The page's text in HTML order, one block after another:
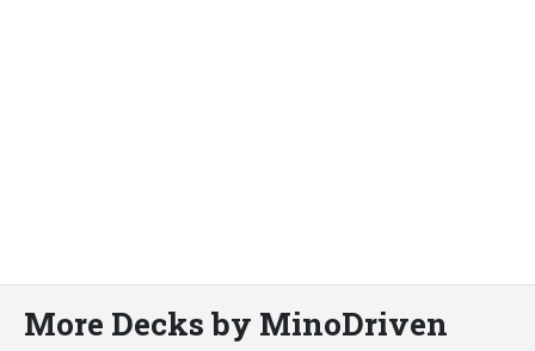
More Decks by MinoDriven